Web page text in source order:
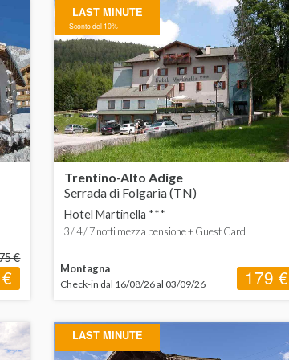
400 a 600 €
600 € in su
Bed&Breakfast
Pensione completa
Mezza pensione
Residence
Villaggio
€
LAST MINUTE
Sconto del 10%
Trentino-Alto Adige
Serrada di Folgaria (TN)
Hotel Martinella ***
3 / 4 / 7 notti mezza pensione + Guest Card
Montagna
Check-in dal 16/08/26 al 03/09/26 179 €
LAST MINUTE